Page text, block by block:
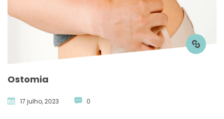
Ostomia
17 julho, 2023 0